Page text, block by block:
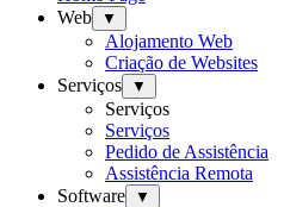
Web
▼
Alojamento Web
Criação de Websites
Serviços
▼
Serviços
Serviços
Pedido de Assistência
Assistência Remota
Software
▼